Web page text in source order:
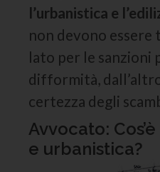
l’urbanistica e
non devono essere
lato per le sanzioni
difformità,
certezza degli
Avvocato:
e urbanistica?